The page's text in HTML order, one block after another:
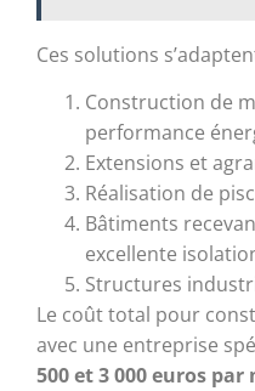
Ces solutions
Construction de
performance
Extensions et
Réalisation de
Bâtiments
excellente
Structures
Le coût total pour
avec une entreprise
500 et 3 000 euros